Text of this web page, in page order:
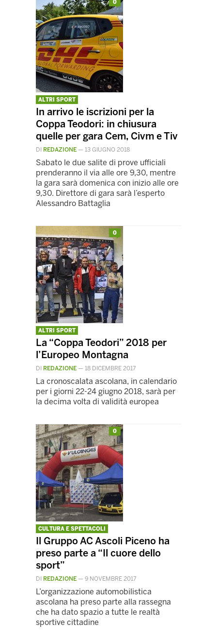
0
ALTRI SPORT
In arrivo le iscrizioni per la
Coppa Teodori: in chiusura
quelle per gara Cem, Civm e Tiv
DI REDAZIONE — 13 GIUGNO 2018
Sabato le due salite di prove ufficiali
prenderanno il via alle ore 9,30, mentre
la gara sarà domenica con inizio alle ore
9,30. Direttore di gara sarà l’esperto
Alessandro Battaglia
0
ALTRI SPORT
La “Coppa Teodori” 2018 per
l’Europeo Montagna
DI REDAZIONE — 18 DICEMBRE 2017
La cronoscalata ascolana, in calendario
per i giorni 22-24 giugno 2018, sarà per
la decima volta di validità europea
0
CULTURA E SPETTACOLI
Il Gruppo AC Ascoli Piceno ha
preso parte a “Il cuore dello
sport”
DI REDAZIONE — 9 NOVEMBRE 2017
L’organizzazione automobilistica
ascolana ha preso parte alla rassegna
che ha dato spazio a tutte le realtà
sportive cittadine